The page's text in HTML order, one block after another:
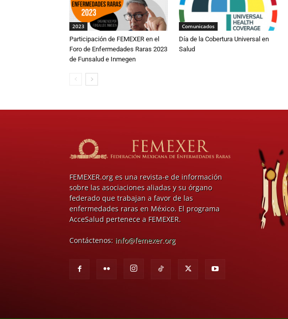
2023
Participación de FEMEXER en el
Foro de Enfermedades Raras 2023
de Funsalud e Inmegen
Comunicados
Día de la Cobertura Universal en
Salud
FEMEXER.org es una revista-e de información
sobre las asociaciones aliadas y su órgano
federado que trabajan a favor de las
enfermedades raras en México. El programa
AcceSalud pertenece a FEMEXER.
Contáctenos: info@femexer.org